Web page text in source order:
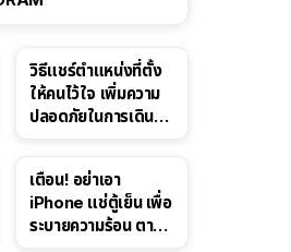
วิธีแชร์ตำแหน่งที่ตั้ง
ให้คนไว้ใจ เพิ่มความ
ปลอดภัยในการเดิน
เตือน! อย่าเอา
iPhone แช่ตู้เย็น เพื่อ
ระบายความร้อน ตาม